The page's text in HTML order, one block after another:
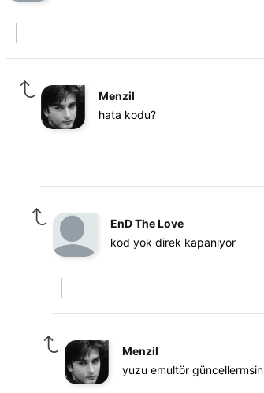
Menzil
hata kodu?
EnD The Love
kod yok direk kapanıyor
Menzil
yuzu emultör güncellermsin